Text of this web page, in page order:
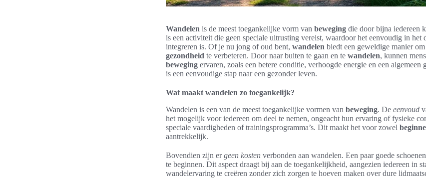
Wandelen is de meest toegankelijke vorm van beweging die door bijna iedereen
is een activiteit die geen speciale uitrusting vereist, waardoor het eenvoudig in het
integreren is. Of je nu jong of oud bent, wandelen biedt een geweldige manier om
gezondheid te verbeteren. Door naar buiten te gaan en te wandelen, kunnen
beweging ervaren, zoals een betere conditie, verhoogde energie en een algemeen
is een eenvoudige stap naar een gezonder leven.
Wat maakt wandelen zo toegankelijk?
Wandelen is een van de meest toegankelijke vormen van beweging. De eenvoud
het mogelijk voor iedereen om deel te nemen, ongeacht hun ervaring of fysieke
speciale vaardigheden of trainingsprogramma’s. Dit maakt het voor zowel
aantrekkelijk.
Bovendien zijn ergeen kosten verbonden aan wandelen. Een paar goede
te beginnen. Dit aspect draagt bij aan de toegankelijkheid, aangezien iedereen in
wandelervaring te creëren zonder zich zorgen te hoeven maken over dure